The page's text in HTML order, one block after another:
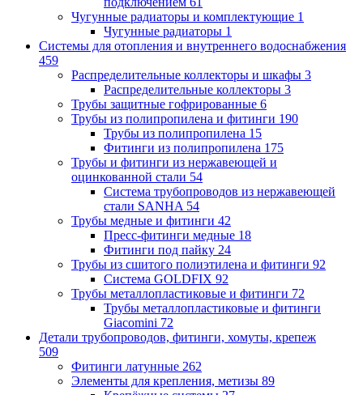
Чугунные радиаторы и комплектующие 1
Чугунные радиаторы 1
Системы для отопления и внутреннего водоснабжения
459
Распределительные коллекторы и шкафы 3
Распределительные коллекторы 3
Трубы защитные гофрированные 6
Трубы из полипропилена и фитинги 190
Трубы из полипропилена 15
Фитинги из полипропилена 175
Трубы и фитинги из нержавеющей и
оцинкованной стали 54
Система трубопроводов из нержавеющей
стали SANHA 54
Трубы медные и фитинги 42
Пресс-фитинги медные 18
Фитинги под пайку 24
Трубы из сшитого полиэтилена и фитинги 92
Система GOLDFIX 92
Трубы металлопластиковые и фитинги 72
Трубы металлопластиковые и фитинги
Giacomini 72
Детали трубопроводов, фитинги, хомуты, крепеж
509
Фитинги латунные 262
Элементы для крепления, метизы 89